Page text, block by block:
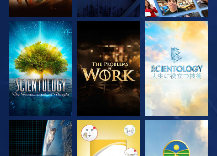
シリーズを探求 シリーズを探求 シリーズを探求
観る 観る 観る